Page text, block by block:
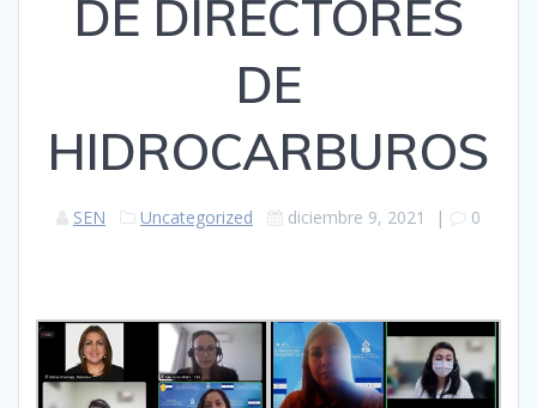
DE DIRECTORES
DE
HIDROCARBUROS
SEN Uncategorized diciembre 9, 2021 | 0